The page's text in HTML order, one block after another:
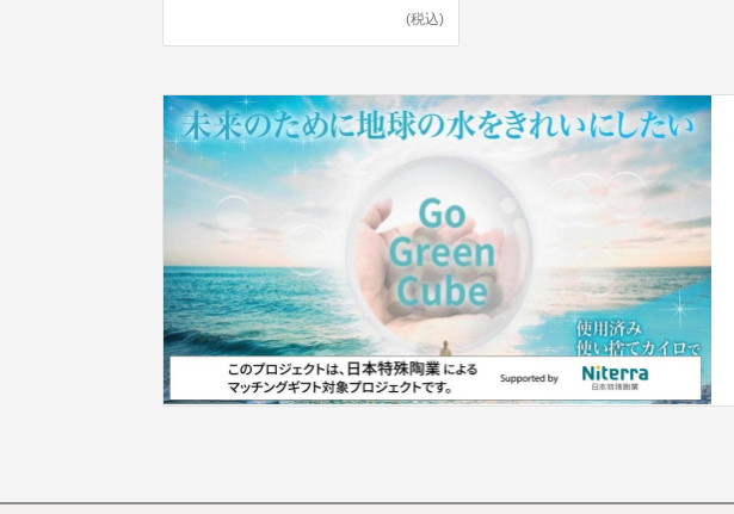
(税込)